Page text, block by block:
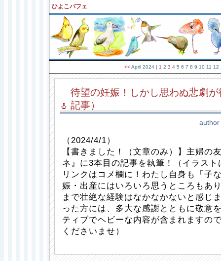
ひよこパフェ
<< April 2024| 1 2 3 4 5 6 7 8 9 10 11
待望の妊娠！しかし思わぬ悲劇
記事）
（2024/4/1）
【書きました！（文章のみ）】主婦の
ネ』に3本目の記事を執筆！（イラス
リンクはコメ欄に！わたし自身も「子
娠・出産にはいろいろ思うところもあ
まで壮絶な経験はなかなかないと感じ
った方には、多大な感謝とともに敬意
ティブでヘビーな内容が含まれますの
くださいませ）